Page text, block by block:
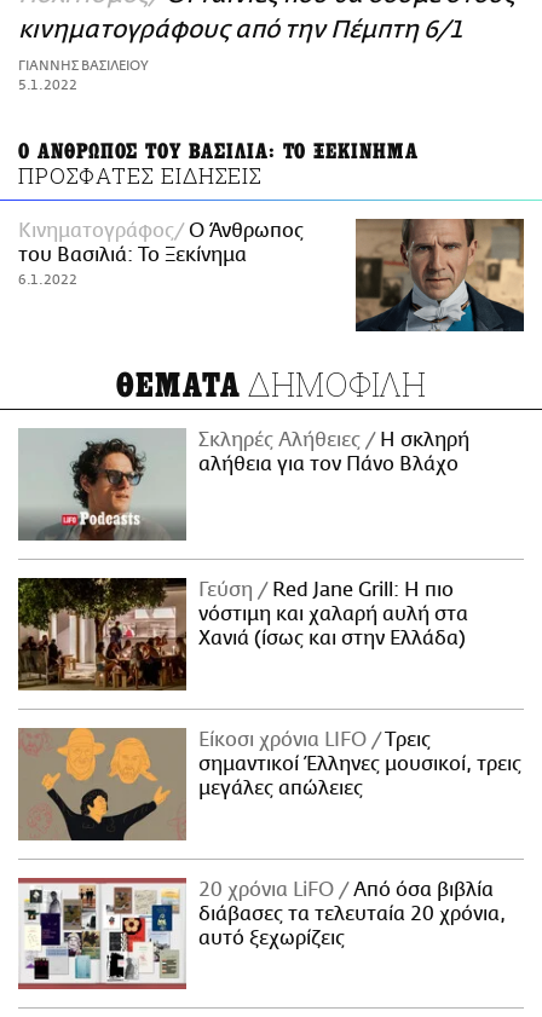
ΑΜΠΑ
PRINT
κινηματογράφους από την Πέμπτη 6/1
ΓΙΑΝΝΗΣ ΒΑΣΙΛΕΙΟΥ
5.1.2022
Ο ΑΝΘΡΩΠΟΣ ΤΟΥ ΒΑΣΙΛΙΑ: ΤΟ ΞΕΚΙΝΗΜΑ
ΠΡΟΣΦΑΤΕΣ ΕΙΔΗΣΕΙΣ
Κινηματογράφος O Άνθρωπος
του Βασιλιά: Το Ξεκίνημα
6.1.2022
ΘΕΜΑΤΑ ΔΗΜΟΦΙΛΗ
Σκληρές Αλήθειες
H σκληρή
αλήθεια για τον Πάνο Βλάχο
Γεύση
Red Jane Grill: Η πιο
νόστιμη και χαλαρή αυλή στα
Χανιά (ίσως και στην Ελλάδα)
Είκοσι χρόνια LIFO
Tρεις
σημαντικοί Έλληνες μουσικοί, τρεις
μεγάλες απώλειες
20 χρόνια LiFO
Από όσα βιβλία
διάβασες τα τελευταία 20 χρόνια,
αυτό ξεχωρίζεις